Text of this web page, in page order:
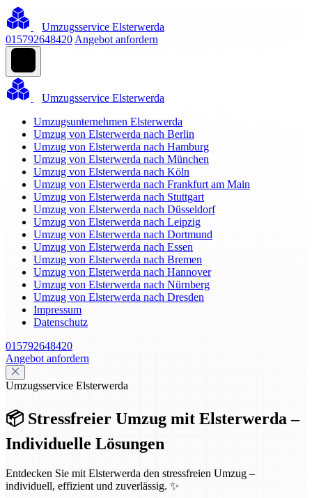
Umzugsservice Elsterwerda
015792648420 Angebot anfordern
Umzugsservice Elsterwerda
Umzugsunternehmen Elsterwerda
Umzug von Elsterwerda nach Berlin
Umzug von Elsterwerda nach Hamburg
Umzug von Elsterwerda nach München
Umzug von Elsterwerda nach Köln
Umzug von Elsterwerda nach Frankfurt am Main
Umzug von Elsterwerda nach Stuttgart
Umzug von Elsterwerda nach Düsseldorf
Umzug von Elsterwerda nach Leipzig
Umzug von Elsterwerda nach Dortmund
Umzug von Elsterwerda nach Essen
Umzug von Elsterwerda nach Bremen
Umzug von Elsterwerda nach Hannover
Umzug von Elsterwerda nach Nürnberg
Umzug von Elsterwerda nach Dresden
Impressum
Datenschutz
015792648420
Angebot anfordern
Umzugsservice Elsterwerda
📦 Stressfreier Umzug mit Elsterwerda –
Individuelle Lösungen
Entdecken Sie mit Elsterwerda den stressfreien Umzug –
individuell, effizient und zuverlässig. ✨